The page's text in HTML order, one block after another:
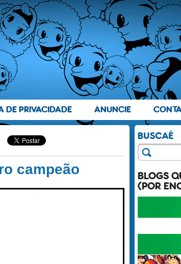
DE PRIVACIDADE ANUNCIE
campeão
BLOGS
(POR